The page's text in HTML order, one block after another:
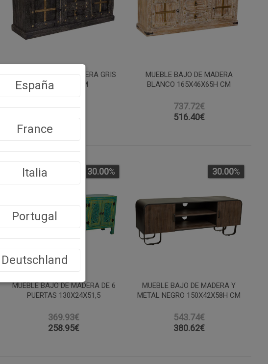
MUEBLE BAJO DE MADERA GRIS
165X46X65 CM
737.71€
MUEBLE BAJO DE MADERA
BLANCO 165X46X65H CM
737.72€
516.40€
MUEBLE BAJO DE MADERA DE 6
PUERTAS 130X24X51,5
369.93€
30.00%
258.95€
MUEBLE BAJO DE MADERA Y
METAL NEGRO 150X42X58H CM
543.74€
30.00%
380.62€
España
France
Italia
Portugal
Deutschland